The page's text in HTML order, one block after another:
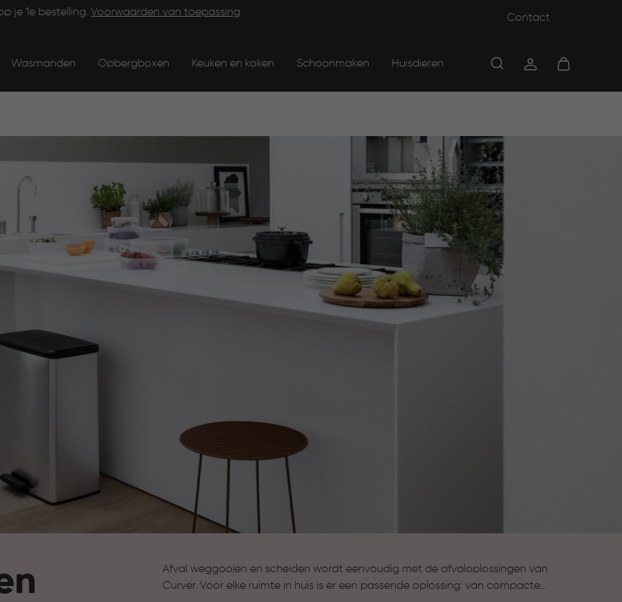
je 1e bestelling. Voorwaarden van toepassing Contact
Wasmanden Opbergboxen Keuken en koken Schoonmaken Huisdieren
Afval weggooien en scheiden wordt eenvoudig met de afvaloplossingen van
Curver. Voor elke ruimte in huis is er een passende oplossing: van compacte